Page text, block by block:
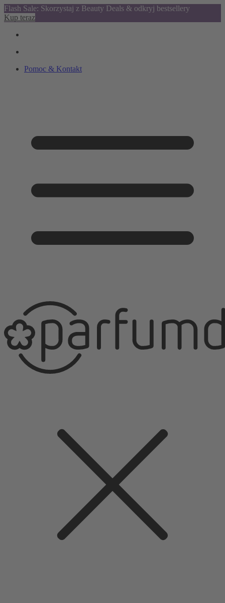
Flash Sale: Skorzystaj z Beauty Deals & odkryj bestsellery
Kup teraz
Pomoc & Kontakt